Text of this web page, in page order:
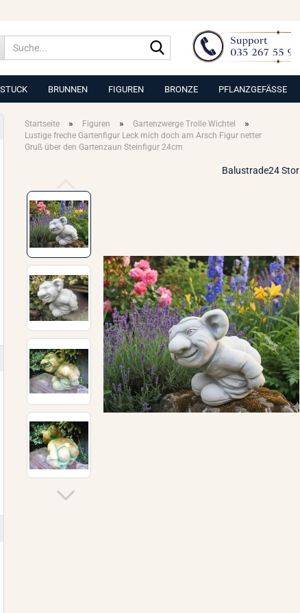
Suche...
BRUNNEN FIGUREN BRONZE PFLANZGEFÄSSE
Startseite » Figuren » Gartenzwerge Trolle Wichtel »
Lustige freche Gartenfigur Leck mich doch am Arsch Figur netter
Gruß über den Gartenzaun Steinfigur 24cm
Balustrade24 Stor